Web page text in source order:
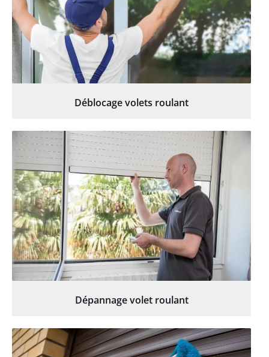
Déblocage volets roulant
Dépannage volet roulant